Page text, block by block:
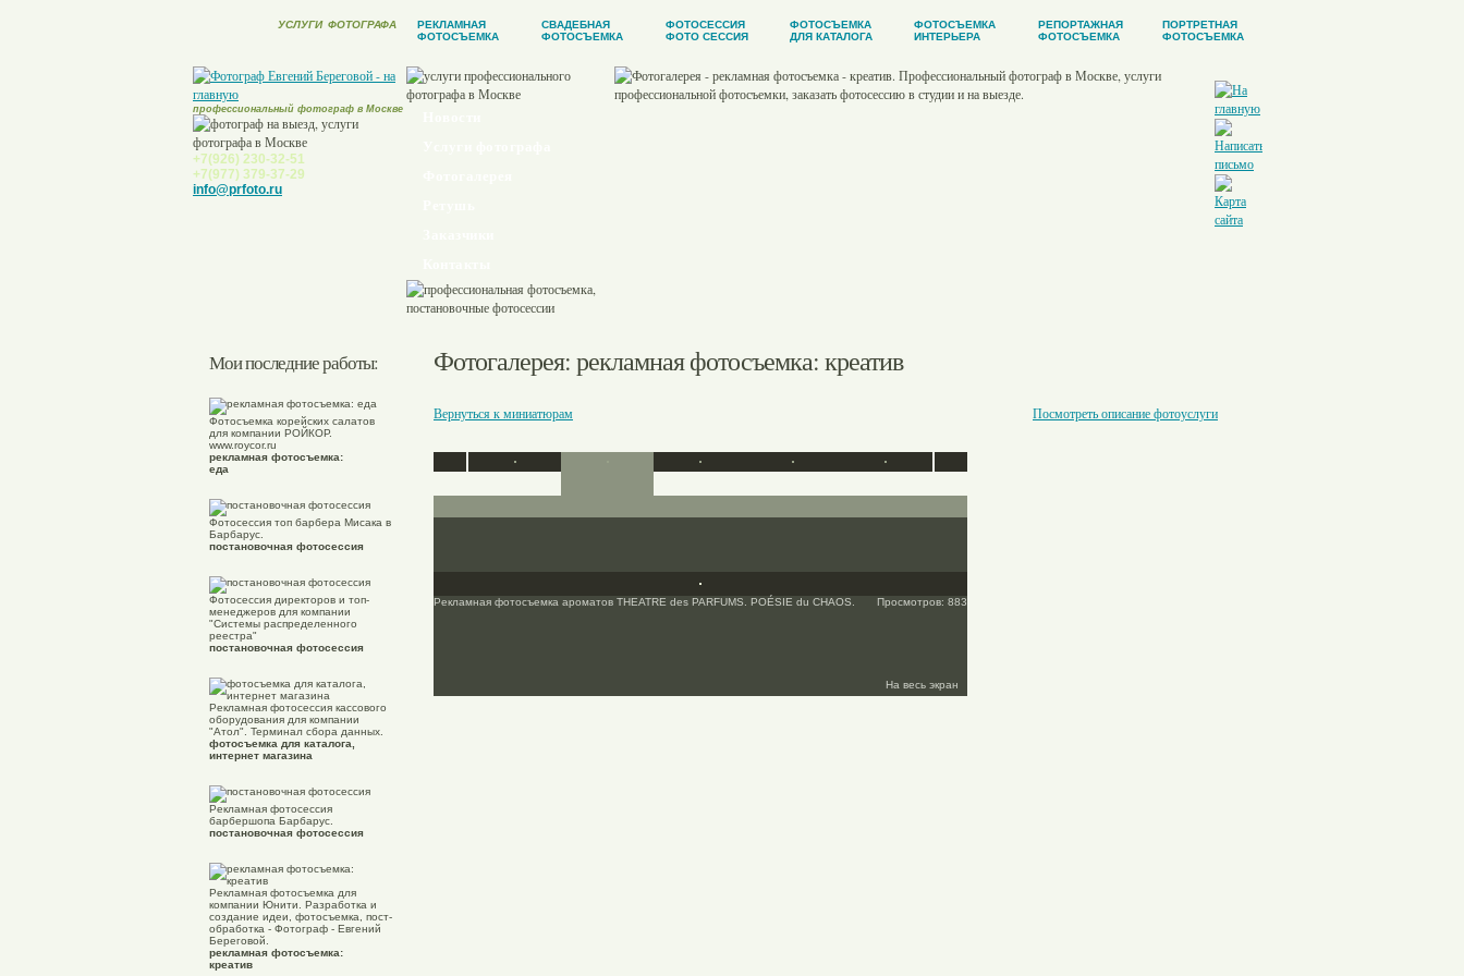
УСЛУГИ ФОТОГРАФА
РЕКЛАМНАЯ
ФОТОСЪЕМКА
СВАДЕБНАЯ
ФОТОСЪЕМКА
ФОТОСЕССИЯ
ФОТО СЕССИЯ
ФОТОСЪЕМКА
ДЛЯ КАТАЛОГА
ФОТОСЪЕМКА
ИНТЕРЬЕРА
РЕПОРТАЖНАЯ
ФОТОСЪЕМКА
ПОРТРЕТНАЯ
ФОТОСЪЕМКА
профессиональный фотограф в Москве
+7(926) 230-32-51
+7(977) 379-37-29
info@prfoto.ru
Мои последние работы:
Фотосъемка корейских салатов
для компании РОЙКОР.
www.roycor.ru
рекламная фотосъемка:
еда
Фотосессия топ барбера Мисака в
Барбарус.
постановочная фотосессия
Фотосессия директоров и топ-
менеджеров для компании
"Системы распределенного
реестра"
постановочная фотосессия
Рекламная фотосессия кассового
оборудования для компании
"Атол". Терминал сбора данных.
фотосъемка для каталога,
интернет магазина
Рекламная фотосессия
барбершопа Барбарус.
постановочная фотосессия
Рекламная фотосъемка для
компании Юнити. Разработка и
создание идеи, фотосъемка, пост-
обработка - Фотограф - Евгений
Береговой.
рекламная фотосъемка:
креатив
Фотогалерея:рекламная фотосъемка: креатив
Вернуться к миниатюрам Посмотреть описание фотоуслуги
Рекламная фотосъемка ароматов THEATRE des PARFUMS. POÉSIE du CHAOS. Просмотров: 883
На весь экран